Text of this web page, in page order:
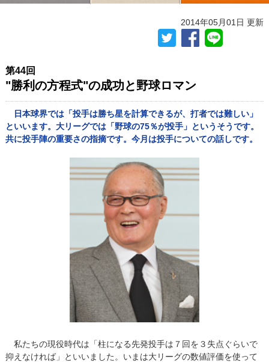
2014年05月01日 更新
第44回
"勝利の方程式"の成功と野球ロマン
日本球界では「投手は勝ち星を計算できるが、打者では難しい」
といいます。大リーグでは「野球の75％が投手」というそうです。
共に投手陣の重要さの指摘です。今月は投手についての話しです。
私たちの現役時代は「柱になる先発投手は７回を３失点ぐらいで
抑えなければ」といいました。いまは大リーグの数値評価を使って